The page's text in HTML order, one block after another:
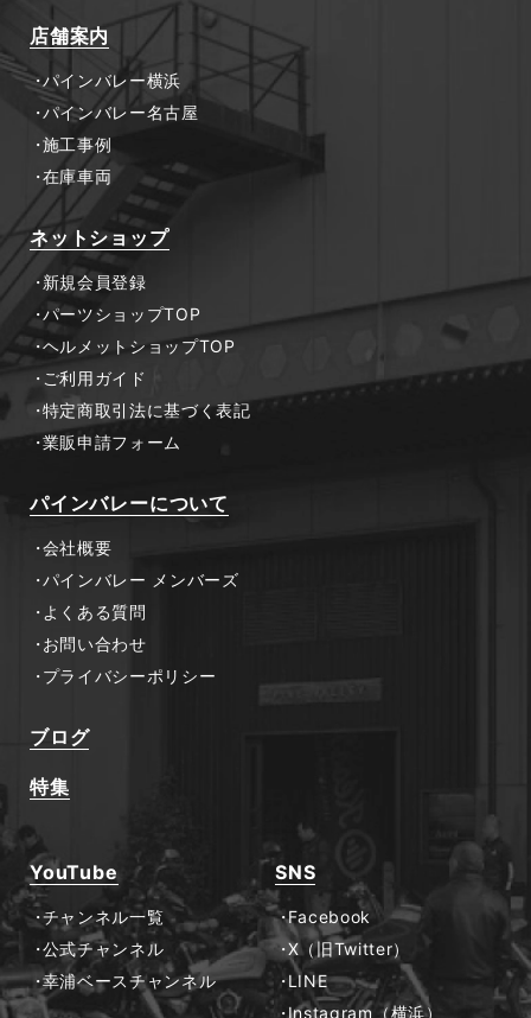
店舗案内
パインバレー横浜
パインバレー名古屋
施工事例
在庫車両
ネットショップ
新規会員登録
パーツショップTOP
ヘルメットショップTOP
ご利用ガイド
特定商取引法に基づく表記
業販申請フォーム
パインバレーについて
会社概要
パインバレー メンバーズ
よくある質問
お問い合わせ
プライバシーポリシー
ブログ
特集
YouTube
チャンネル一覧
公式チャンネル
幸浦ベースチャンネル
SNS
Facebook
X（旧Twitter）
LINE
Instagram（横浜）